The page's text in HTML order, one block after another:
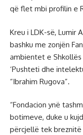
që flet mbi profilin e
Kreu i LDK-së, Lumir
bashku me zonjën
ambientet e
‘Pushteti dhe
“Ibrahim Rugova”.
“Fondacion ynë
botimeve, duke u
përcjellë tek